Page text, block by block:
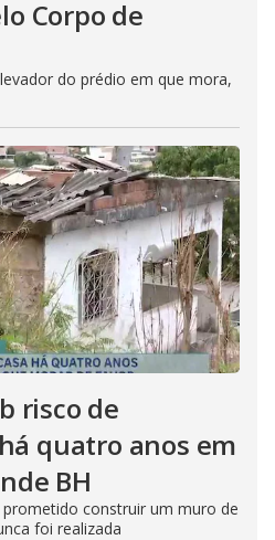
Corpo de
do prédio em que mora,
risco de
quatro anos em
BH
construir um muro de
foi realizada